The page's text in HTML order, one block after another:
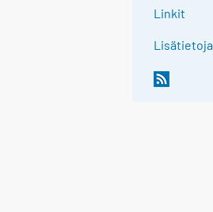
Linkit
Lisätietoja